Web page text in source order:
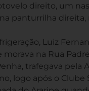
direito, um
panturrilha
Luiz
morava na Rua
trafegava pela
logo após o Clube